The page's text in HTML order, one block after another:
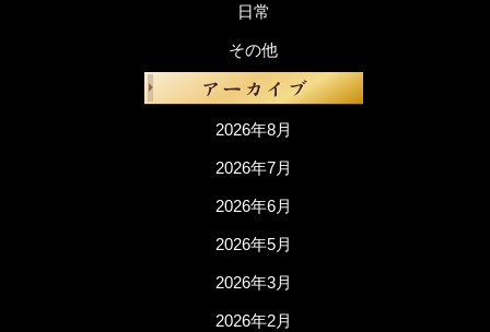
日常
その他
2026年8月
2026年7月
2026年6月
2026年5月
2026年3月
2026年2月